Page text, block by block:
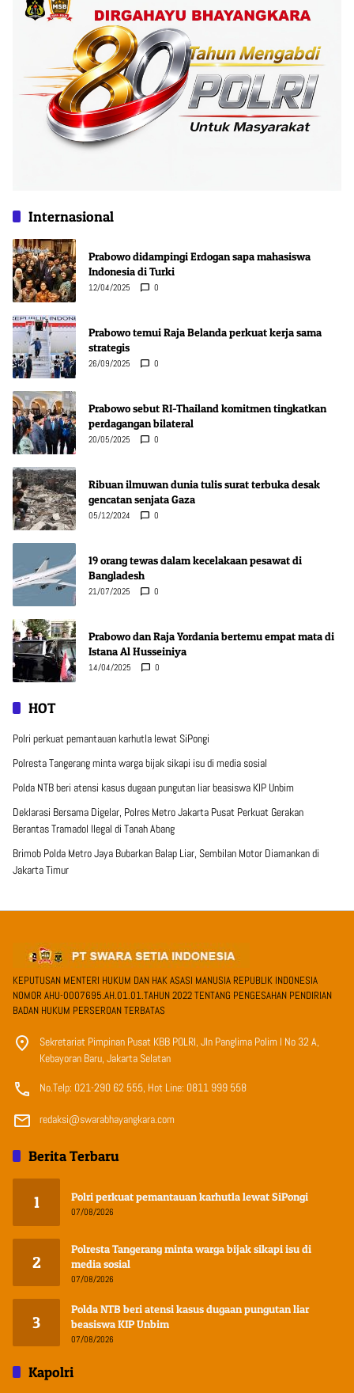
Internasional
Prabowo didampingi Erdogan sapa mahasiswa
Indonesia di Turki
12/04/2025 0
Prabowo temui Raja Belanda perkuat kerja sama
strategis
26/09/2025 0
Prabowo sebut RI-Thailand komitmen tingkatkan
perdagangan bilateral
20/05/2025 0
Ribuan ilmuwan dunia tulis surat terbuka desak
gencatan senjata Gaza
05/12/2024 0
19 orang tewas dalam kecelakaan pesawat di
Bangladesh
21/07/2025 0
Prabowo dan Raja Yordania bertemu empat mata di
Istana Al Husseiniya
14/04/2025 0
HOT
Polri perkuat pemantauan karhutla lewat SiPongi
Polresta Tangerang minta warga bijak sikapi isu di media sosial
Polda NTB beri atensi kasus dugaan pungutan liar beasiswa KIP Unbim
Deklarasi Bersama Digelar, Polres Metro Jakarta Pusat Perkuat Gerakan
Berantas Tramadol Ilegal di Tanah Abang
Brimob Polda Metro Jaya Bubarkan Balap Liar, Sembilan Motor Diamankan di
Jakarta Timur
KEPUTUSAN MENTERI HUKUM DAN HAK ASASI MANUSIA REPUBLIK INDONESIA
NOMOR AHU-0007695.AH.01.01.TAHUN 2022 TENTANG PENGESAHAN PENDIRIAN
BADAN HUKUM PERSEROAN TERBATAS
Sekretariat Pimpinan Pusat KBB POLRI, Jln Panglima Polim I No 32 A,
Kebayoran Baru, Jakarta Selatan
No.Telp: 021-290 62 555, Hot Line: 0811 999 558
redaksi@swarabhayangkara.com
Berita Terbaru
1 Polri perkuat pemantauan karhutla lewat SiPongi
07/08/2026
2
Polresta Tangerang minta warga bijak sikapi isu di
media sosial
07/08/2026
3
Polda NTB beri atensi kasus dugaan pungutan liar
beasiswa KIP Unbim
07/08/2026
Kapolri